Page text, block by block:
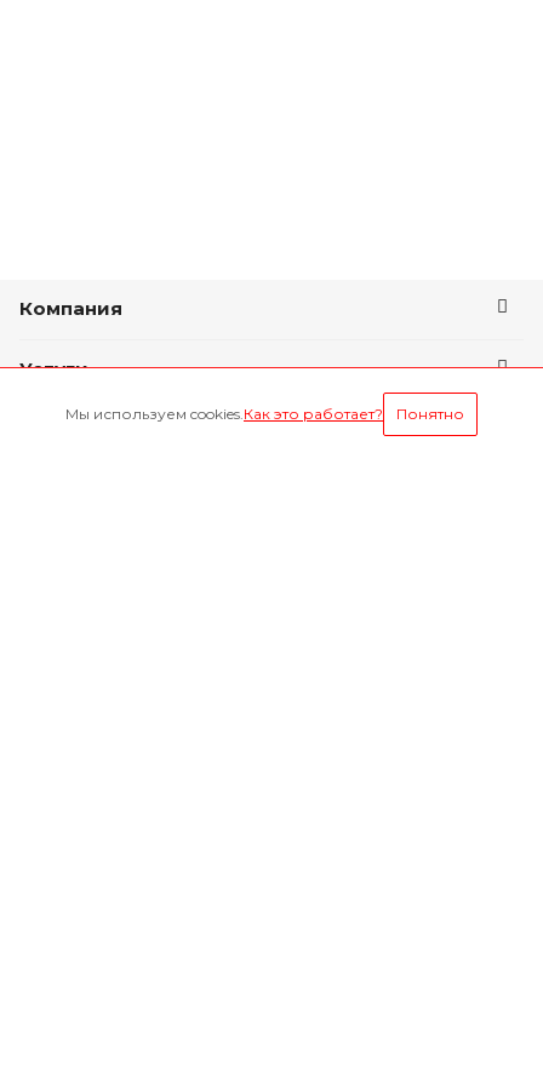
Компания
Услуги
Условия оплаты
Мы используем cookies.Как это работает? Понятно